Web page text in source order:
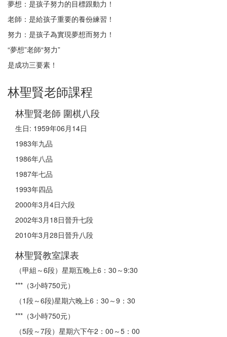
夢想：是孩子努力的目標跟動力！
老師：是給孩子重要的養份練習！
努力：是孩子為實現夢想而努力！
“夢想”老師“努力”
是成功三要素！
林聖賢老師課程
林聖賢老師 圍棋八段
生日: 1959年06月14日
1983年九品
1986年八品
1987年七品
1993年四品
2000年3月4日六段
2002年3月18日晉升七段
2010年3月28日晉升八段
林聖賢教室課表
（甲組～6段）星期五晚上6：30～9:30
***（3小時750元）
（1段～6段)星期六晚上6：30～9：30
***（3小時750元）
（5段～7段）星期六下午2：00～5：00